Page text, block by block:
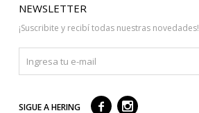
NEWSLETTER
¡Suscribite y recibí todas nuestras novedades!
SIGUE A HERING  